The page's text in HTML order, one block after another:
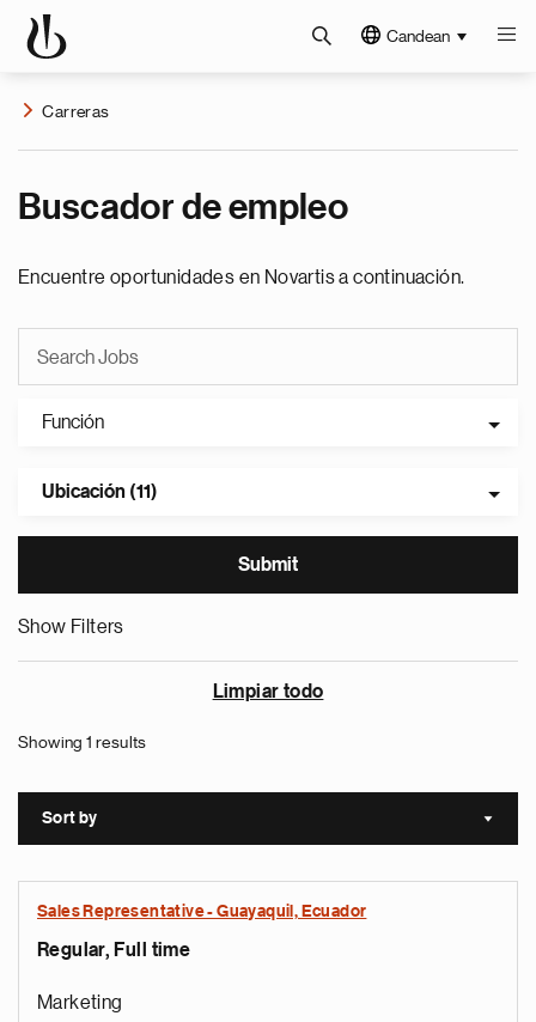
Candean
Carreras
Buscador de empleo
Encuentre oportunidades en Novartis a continuación.
Función
Ubicación (11)
Show Filters
Limpiar todo
Showing 1 results
Sort by Sort
Sales Representative - Guayaquil, Ecuador
Regular, Full time
Marketing